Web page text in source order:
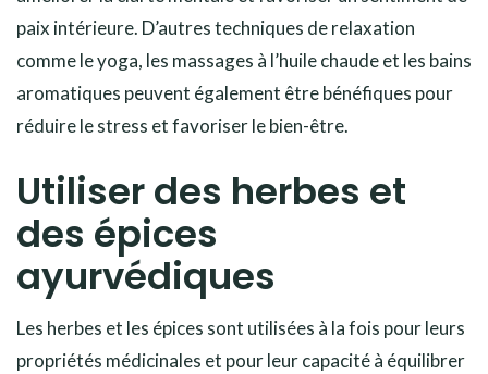
paix intérieure. D’autres techniques de relaxation
comme le yoga, les massages à l’huile chaude et les bains
aromatiques peuvent également être bénéfiques pour
réduire le stress et favoriser le bien-être.
Utiliser des herbes et
des épices
ayurvédiques
Les herbes et les épices sont utilisées à la fois pour leurs
propriétés médicinales et pour leur capacité à équilibrer